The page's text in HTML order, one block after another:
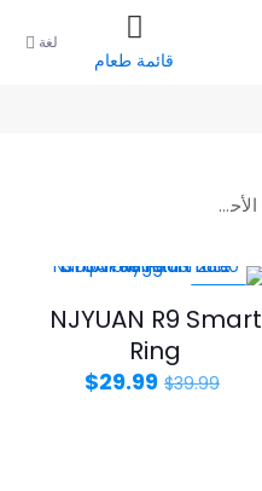
قائمة طعام
لغة
NJYUAN R9 Smart
Ring
$39.99
السعر $29.99 السعر